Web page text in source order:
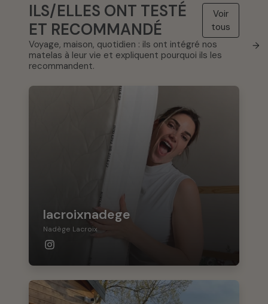
ILS/ELLES ONT TESTÉ
ET RECOMMANDÉ
Voir
tous
→
Voyage, maison, quotidien : ils ont intégré nos
matelas à leur vie et expliquent pourquoi ils les
recommandent.
lacroixnadege
Nadège Lacroix